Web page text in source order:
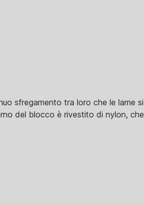
sfregamento tra loro che le lame si
del blocco è rivestito di nylon,